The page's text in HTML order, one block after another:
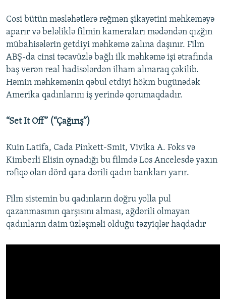
Cosi bütün məsləhətlərə rəğmən şikayətini məhkəməyə
aparır və beləliklə filmin kameraları mədəndən qızğın
mübahisələrin getdiyi məhkəmə zalına daşınır. Film
ABŞ-da cinsi təcavüzlə bağlı ilk məhkəmə işi ətrafında
baş verən real hadisələrdən ilham alınaraq çəkilib.
Həmin məhkəmənin qəbul etdiyi hökm bugünədək
Amerika qadınlarını iş yerində qorumaqdadır.
“Set It Off” (“Çağırış”)
Kuin Latifa, Cada Pinkett-Smit, Vivika A. Foks və
Kimberli Elisin oynadığı bu filmdə Los Ancelesdə yaxın
rəfiqə olan dörd qara dərili qadın bankları yarır.
Film sistemin bu qadınların doğru yolla pul
qazanmasının qarşısını alması, ağdərili olmayan
qadınların daim üzləşməli olduğu təzyiqlər haqdadır